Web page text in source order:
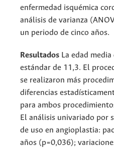
enfermedad isquémica
análisis de varianza
un periodo de cinco años.
Resultados La edad
estándar de 11,3. El
se realizaron más
diferencias
para ambos
El análisis univariado por
de uso en angioplastia:
años (p=0,036);